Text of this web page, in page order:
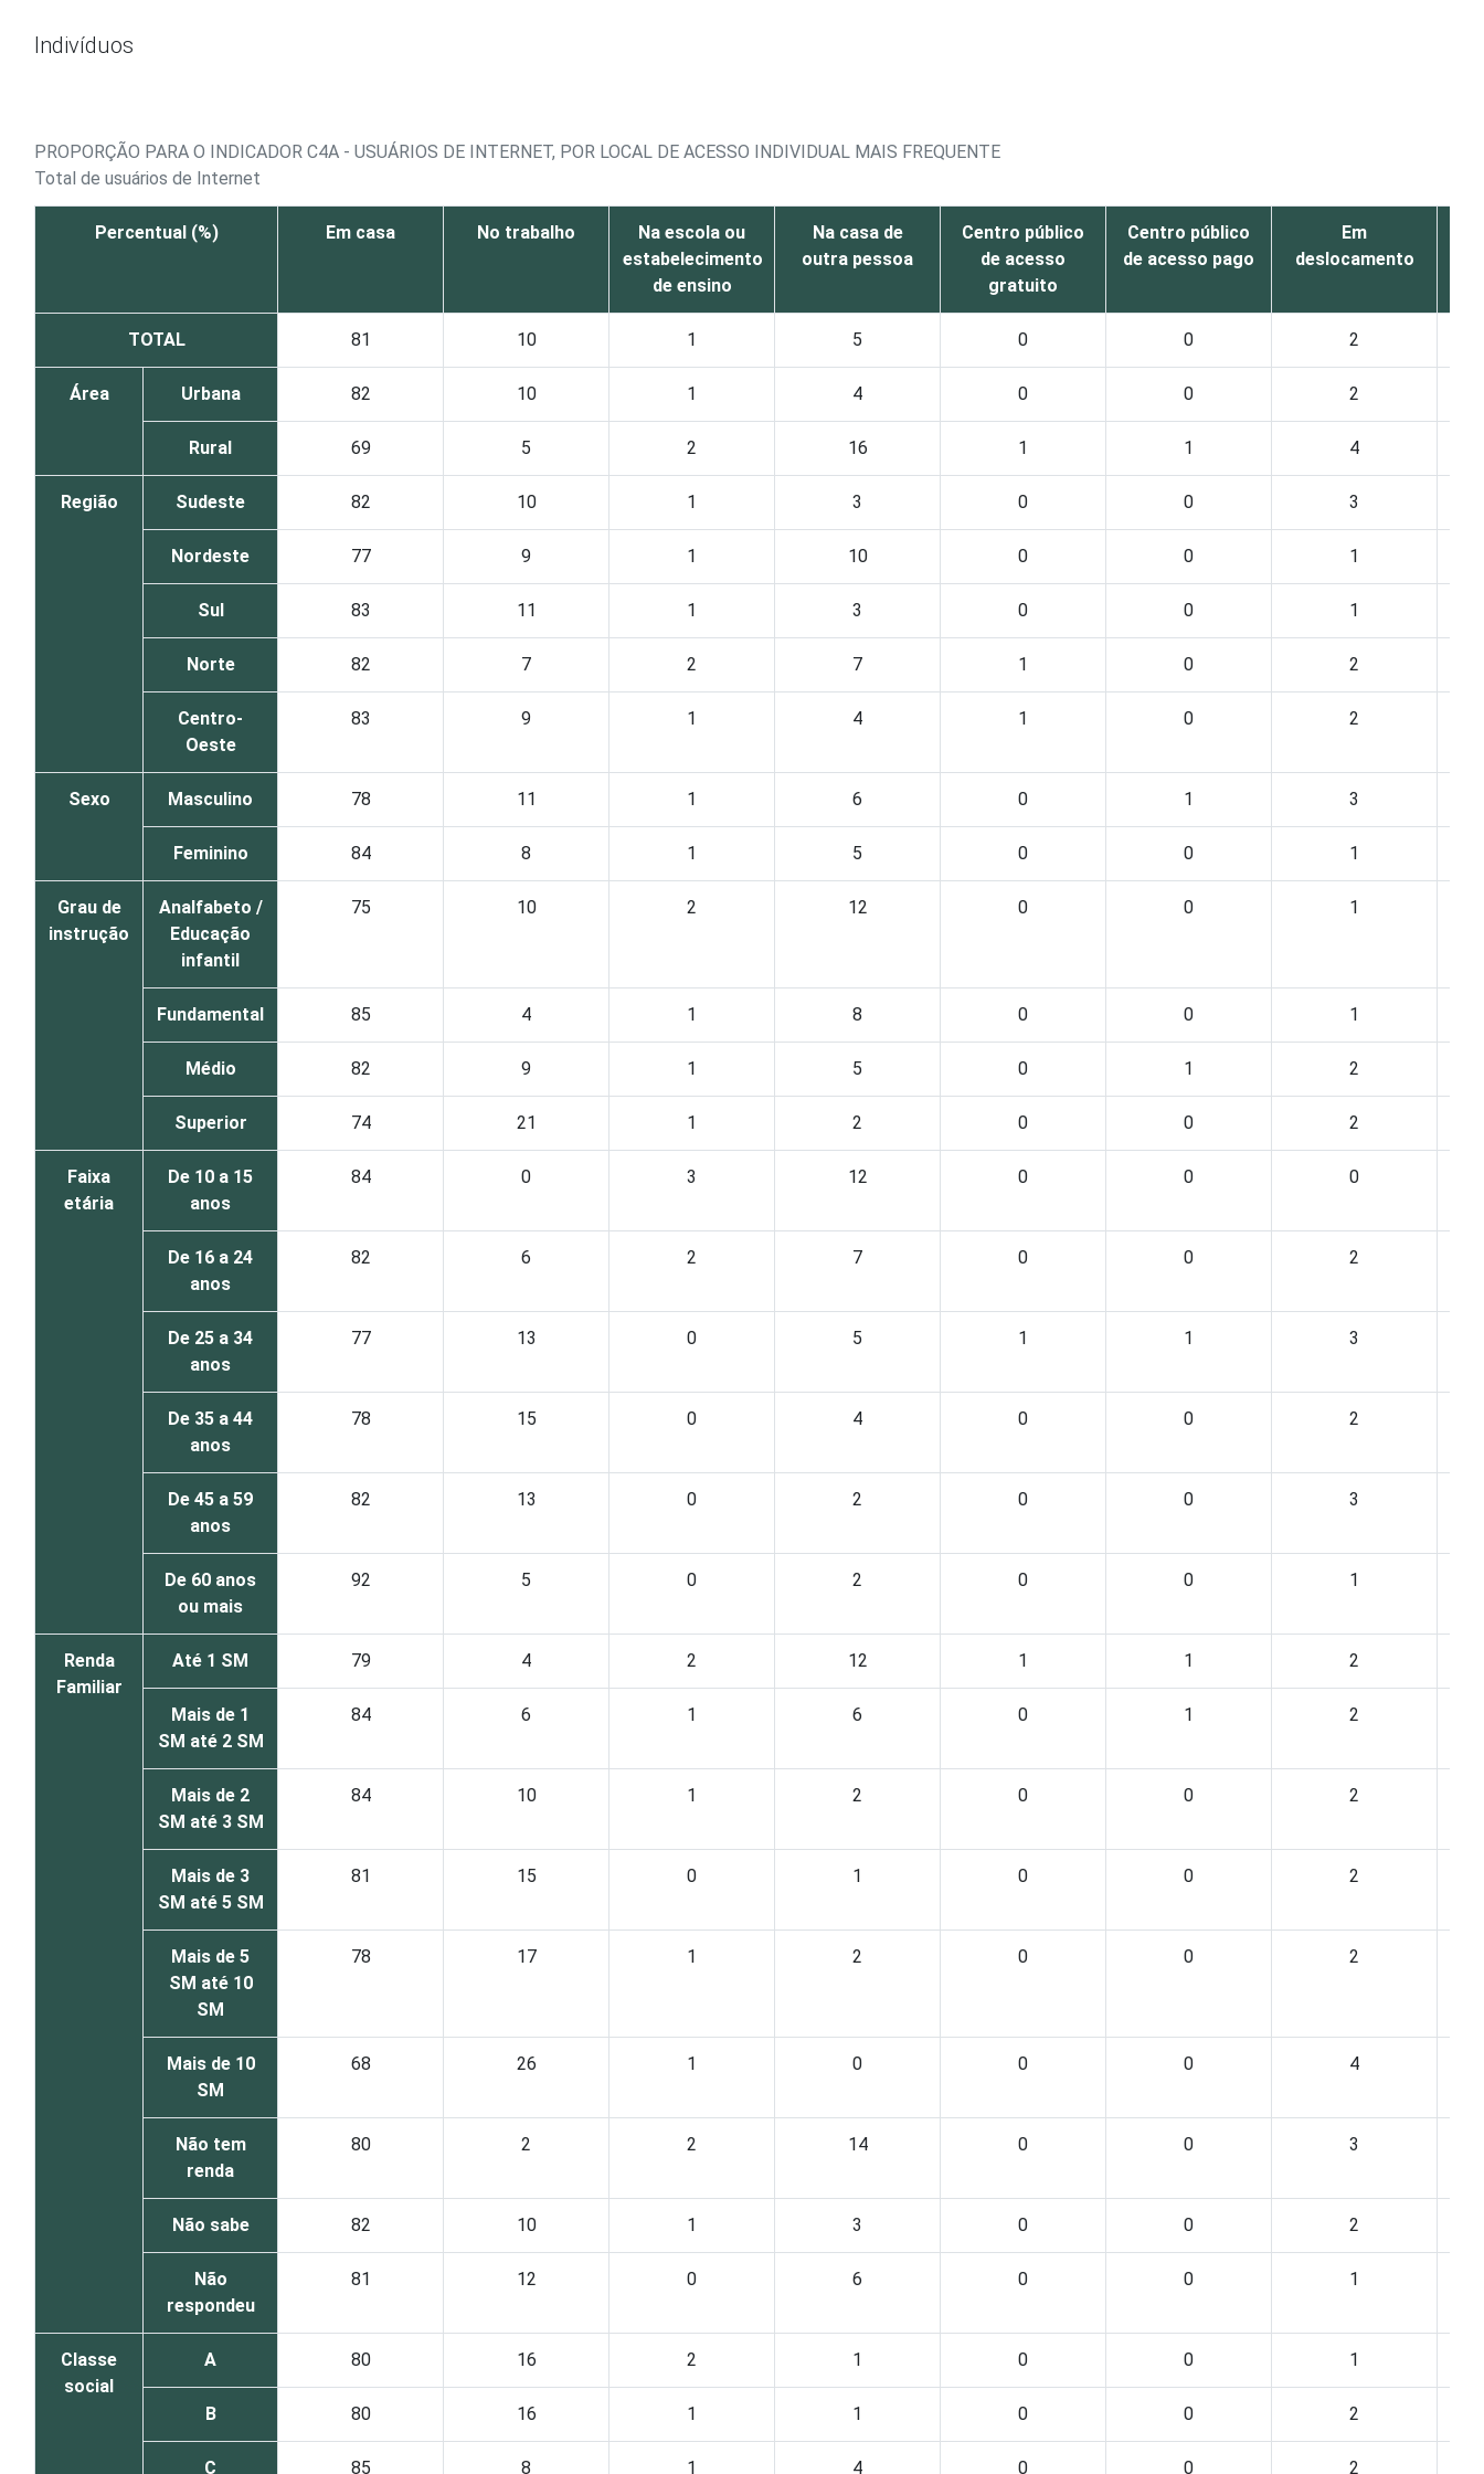
Indivíduos
PROPORÇÃO PARA O INDICADOR C4A - USUÁRIOS DE INTERNET, POR LOCAL DE ACESSO INDIVIDUAL MAIS FREQUENTE
Total de usuários de Internet
Percentual (%) Em casa No trabalho
Na escola ou
estabelecimento
de ensino
Na casa de
outra pessoa
Centro público
de acesso
gratuito
Centro público
de acesso pago
Em
deslocamento
TOTAL 81 10 1 5 0 0 2
Área Urbana 82 10 1 4 0 0 2
Rural 69 5 2 16 1 1 4
Região Sudeste 82 10 1 3 0 0 3
Nordeste 77 9 1 10 0 0 1
Sul 83 11 1 3 0 0 1
Norte 82 7 2 7 1 0 2
Centro-
Oeste
83 9 1 4 1 0 2
Sexo Masculino 78 11 1 6 0 1 3
Feminino 84 8 1 5 0 0 1
Grau de
instrução
Analfabeto /
Educação
infantil
75 10 2 12 0 0 1
Fundamental 85 4 1 8 0 0 1
Médio 82 9 1 5 0 1 2
Superior 74 21 1 2 0 0 2
Faixa
etária
De 10 a 15
anos
84 0 3 12 0 0 0
De 16 a 24
anos
82 6 2 7 0 0 2
De 25 a 34
anos
77 13 0 5 1 1 3
De 35 a 44
anos
78 15 0 4 0 0 2
De 45 a 59
anos
82 13 0 2 0 0 3
De 60 anos
ou mais
92 5 0 2 0 0 1
Renda
Familiar
Até 1 SM 79 4 2 12 1 1 2
Mais de 1
SM até 2 SM
84 6 1 6 0 1 2
Mais de 2
SM até 3 SM
84 10 1 2 0 0 2
Mais de 3
SM até 5 SM
81 15 0 1 0 0 2
Mais de 5
SM até 10
SM
78 17 1 2 0 0 2
Mais de 10
SM
68 26 1 0 0 0 4
Não tem
renda
80 2 2 14 0 0 3
Não sabe 82 10 1 3 0 0 2
Não
respondeu
81 12 0 6 0 0 1
Classe
social
A 80 16 2 1 0 0 1
B 80 16 1 1 0 0 2
C 85 8 1 4 0 0 2